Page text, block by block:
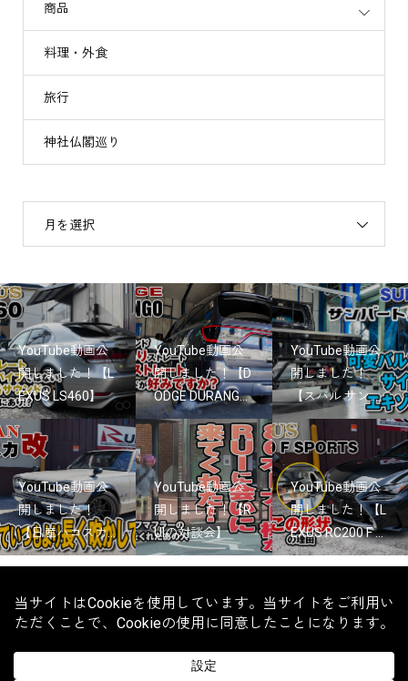
商品
料理・外食
旅行
神社仏閣巡り
月を選択
YouTube動画公
開しました！【L
EXUS LS460】
YouTube動画公
開しました！【D
ODGE DURANG...
YouTube動画公
開しました！
【スバル サン...
YouTube動画公
開しました！
【日産ハコスカ...
YouTube動画公
開しました！【R
UIの対談会】
YouTube動画公
開しました！【L
EXUS RC200 F ...